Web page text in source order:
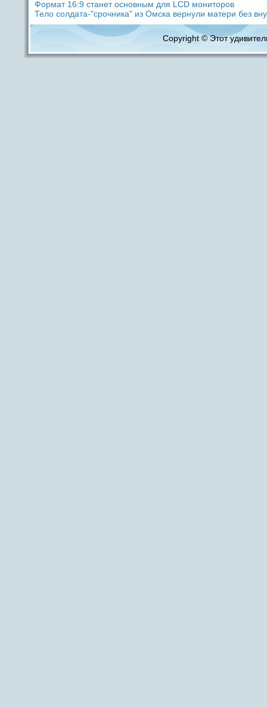
Формат 16:9 станет основным для LCD мoниторов
Тело coлдaта-"срочника" из Омска вернули матери без
Copyright © Этот